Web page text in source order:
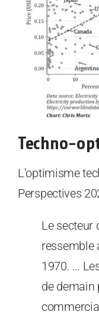
Techno-
L’optimisme
Perspectives
Le secteur
ressemble
1970. …
de demain